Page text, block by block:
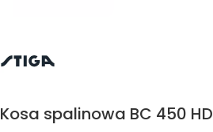
Kosa spalinowa BC 450 HD